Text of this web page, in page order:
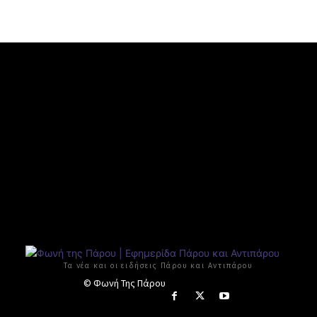
Τα νέα και οι ειδήσεις Πάρου και Αντιπάρου
© Φωνή Της Πάρου